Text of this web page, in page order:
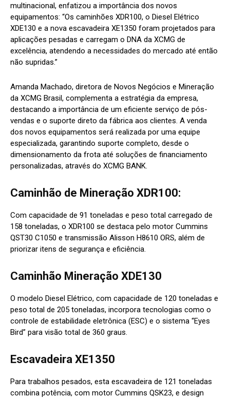
multinacional, enfatizou a importância dos novos
equipamentos: “Os caminhões XDR100, o Diesel Elétrico
XDE130 e a nova escavadeira XE1350 foram projetados para
aplicações pesadas e carregam o DNA da XCMG de
excelência, atendendo a necessidades do mercado até então
não supridas.”
Amanda Machado, diretora de Novos Negócios e Mineração
da XCMG Brasil, complementa a estratégia da empresa,
destacando a importância de um eficiente serviço de pós-
vendas e o suporte direto da fábrica aos clientes. A venda
dos novos equipamentos será realizada por uma equipe
especializada, garantindo suporte completo, desde o
dimensionamento da frota até soluções de financiamento
personalizadas, através do XCMG BANK.
Caminhão de Mineração XDR100:
Com capacidade de 91 toneladas e peso total carregado de
158 toneladas, o XDR100 se destaca pelo motor Cummins
QST30 C1050 e transmissão Alisson H8610 ORS, além de
priorizar itens de segurança e eficiência.
Caminhão Mineração XDE130
O modelo Diesel Elétrico, com capacidade de 120 toneladas e
peso total de 205 toneladas, incorpora tecnologias como o
controle de estabilidade eletrônica (ESC) e o sistema “Eyes
Bird” para visão total de 360 graus.
Escavadeira XE1350
Para trabalhos pesados, esta escavadeira de 121 toneladas
combina potência, com motor Cummins QSK23, e design